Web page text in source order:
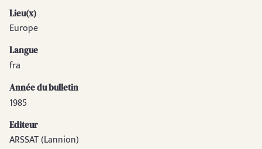
Lieu(x)
Europe
Langue
fra
Année du bulletin
1985
Editeur
ARSSAT (Lannion)